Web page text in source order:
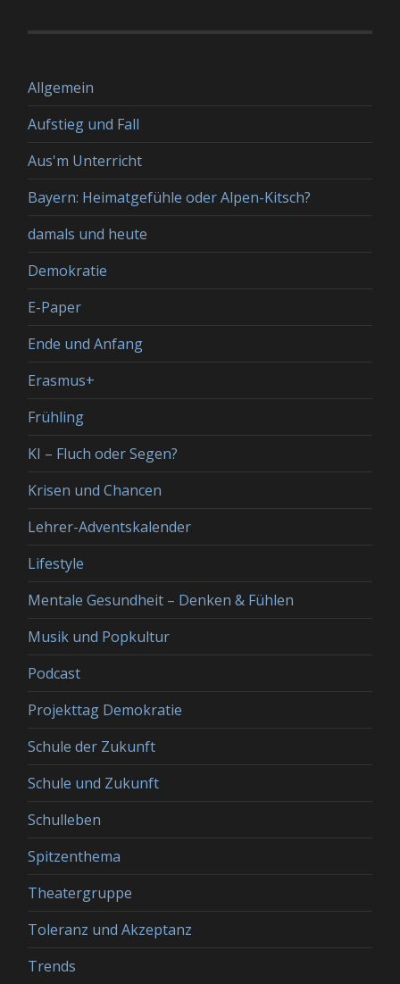
Allgemein
Aufstieg und Fall
Aus'm Unterricht
Bayern: Heimatgefühle oder Alpen-Kitsch?
damals und heute
Demokratie
E-Paper
Ende und Anfang
Erasmus+
Frühling
KI – Fluch oder Segen?
Krisen und Chancen
Lehrer-Adventskalender
Lifestyle
Mentale Gesundheit – Denken & Fühlen
Musik und Popkultur
Podcast
Projekttag Demokratie
Schule der Zukunft
Schule und Zukunft
Schulleben
Spitzenthema
Theatergruppe
Toleranz und Akzeptanz
Trends